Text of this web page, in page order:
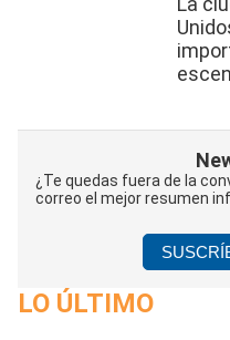
¿Te quedas fuera de la
correo el mejor resumen
LO ÚLTIMO